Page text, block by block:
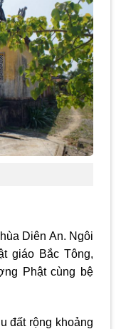
Diên An. Ngôi
giáo Bắc Tông,
Phật cùng bệ
đất rộng khoảng